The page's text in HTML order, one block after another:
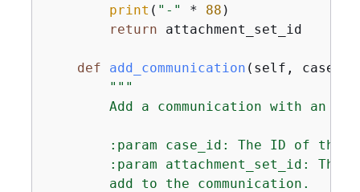
print ( "-" * 88 )
return attachment_set_id
def add_communication ( self,
"""
Add a communication with an
:param case_id: The ID of the
:param attachment_set_id: The
        add to the communication.